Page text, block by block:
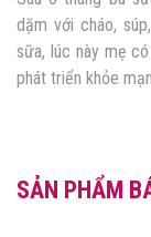
dặm với cháo,
sữa, lúc này mẹ
phát triển khỏe
SẢN PHẨM